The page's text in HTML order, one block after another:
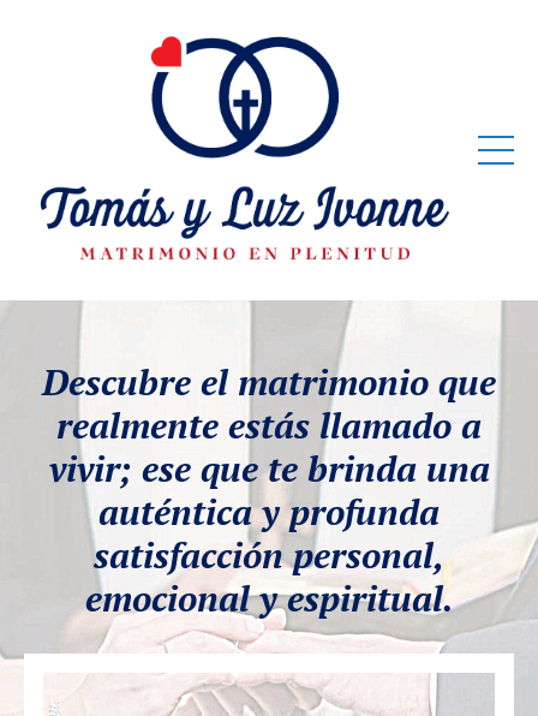
Descubre el matrimonio que
realmente estás llamado a
vivir; ese que te brinda una
auténtica y profunda
satisfacción personal,
emocional y espiritual.